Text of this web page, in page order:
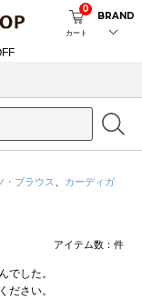
カート
0
BRAND
・ブラウス
カーディガ
アイテム数： 件
でした。
ださい。